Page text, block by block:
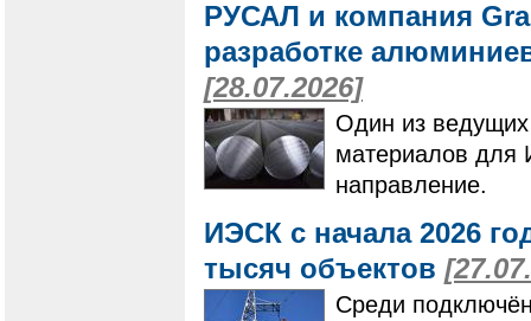
РУСАЛ и компания
разработке
[28.07.2026]
Один из ведущих
материалов для
направление.
ИЭСК с начала 2026
тысяч объектов
Среди